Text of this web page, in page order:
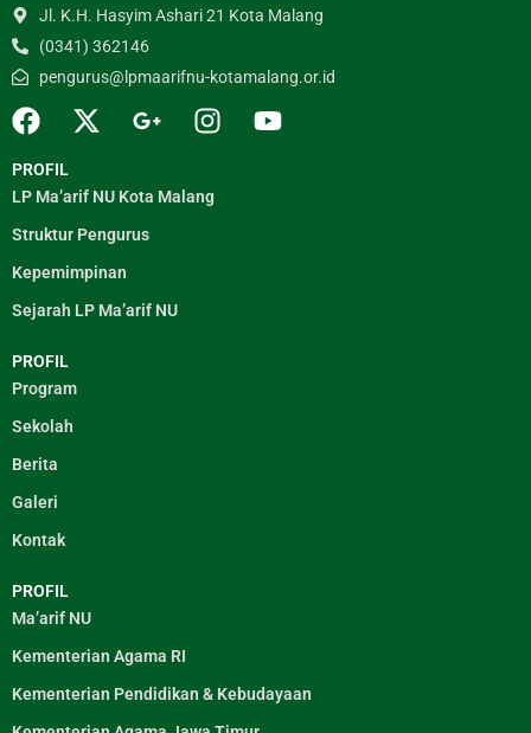
Jl. K.H. Hasyim Ashari 21 Kota Malang
(0341) 362146
pengurus@lpmaarifnu-kotamalang.or.id
PROFIL
LP Ma’arif NU Kota Malang
Struktur Pengurus
Kepemimpinan
Sejarah LP Ma’arif NU
PROFIL
Program
Sekolah
Berita
Galeri
Kontak
PROFIL
Ma’arif NU
Kementerian Agama RI
Kementerian Pendidikan & Kebudayaan